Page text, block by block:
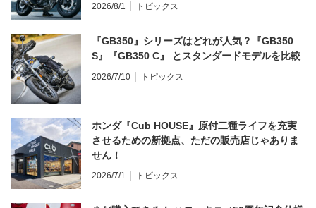
2026/8/1 トピックス
『GB350』シリーズはどれが人気？『GB350
S』『GB350 C』 とスタンダードモデルを比較
2026/7/10 トピックス
ホンダ『Cub HOUSE』原付二種ライフを充実
させるための新拠点、ただの販売店じゃありま
せん！
2026/7/1 トピックス